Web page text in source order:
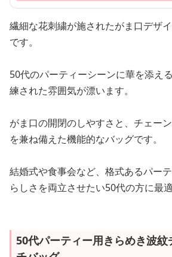
繊細な花刺繍が施されたがま口デザ
です。
50代のパーティーシーンに華を添え
練された雰囲気が漂います。
がま口の開閉のしやすさと、チェー
を兼ね備えた機能的なバッグです。
結婚式や食事会など、格式あるパー
らしさを両立させたい50代の方に最適
50代パーティー用きらめき波紋